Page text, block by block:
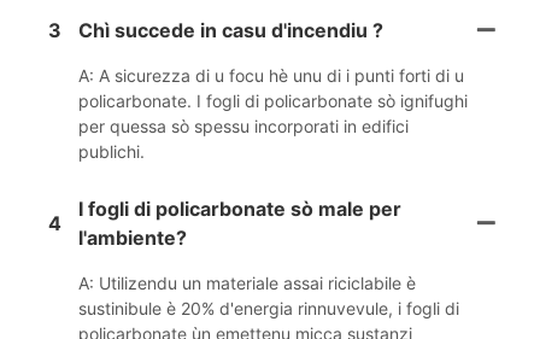
3 Chì succede in casu d'incendiu ?
A: A sicurezza di u focu hè unu di i punti forti di u
policarbonate. I fogli di policarbonate sò ignifughi
per quessa sò spessu incorporati in edifici
publichi.
4
I fogli di policarbonate sò male per
l'ambiente?
A: Utilizendu un materiale assai riciclabile è
sustinibule è 20% d'energia rinnuvevule, i fogli di
policarbonate ùn emettenu micca sustanzi